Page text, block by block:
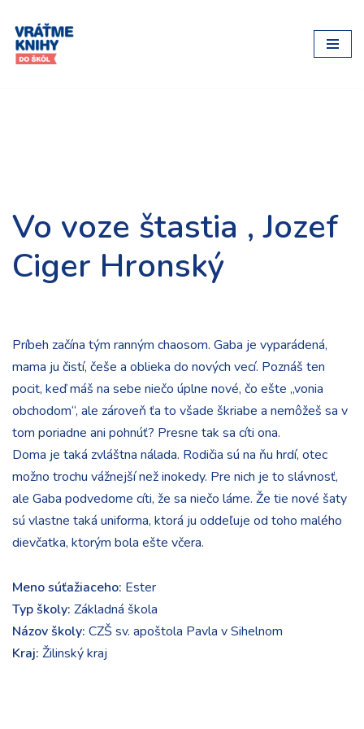
Preskočiť
na
Vo voze štastia , Jozef
Ciger Hronský
Príbeh začína tým ranným chaosom. Gaba je vyparádená,
mama ju čistí, češe a oblieka do nových vecí. Poznáš ten
pocit, keď máš na sebe niečo úplne nové, čo ešte „vonia
obchodom“, ale zároveň ťa to všade škriabe a nemôžeš sa v
tom poriadne ani pohnúť? Presne tak sa cíti ona.
Doma je taká zvláštna nálada. Rodičia sú na ňu hrdí, otec
možno trochu vážnejší než inokedy. Pre nich je to slávnosť,
ale Gaba podvedome cíti, že sa niečo láme. Že tie nové šaty
sú vlastne taká uniforma, ktorá ju oddeľuje od toho malého
dievčatka, ktorým bola ešte včera.
Meno súťažiaceho: Ester
Typ školy: Základná škola
Názov školy: CZŠ sv. apoštola Pavla v Sihelnom
Kraj: Žilinský kraj